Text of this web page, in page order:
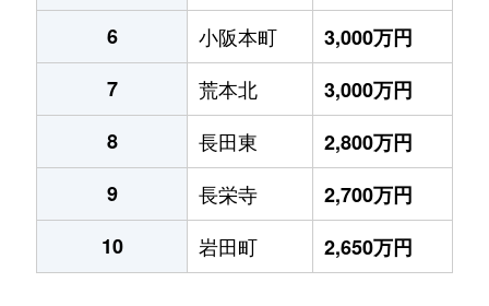
6
小阪本町
3,000万円
7
荒本北
3,000万円
8
長田東
2,800万円
9
長栄寺
2,700万円
10
岩田町 2,650万円